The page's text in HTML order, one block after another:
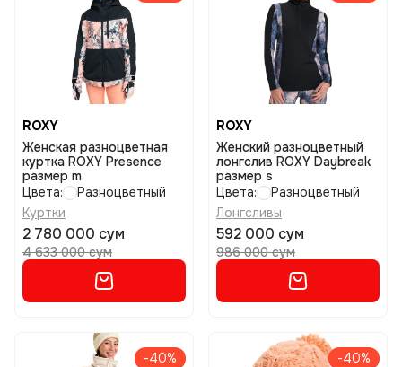
ROXY
Женская разноцветная
куртка ROXY Presence
размер m
Цвета:
Разноцветный
Куртки
2 780 000 сум
4 633 000 сум
ROXY
Женский разноцветный
лонгслив ROXY Daybreak
размер s
Цвета:
Разноцветный
Лонгсливы
592 000 сум
986 000 сум
-40% -40%